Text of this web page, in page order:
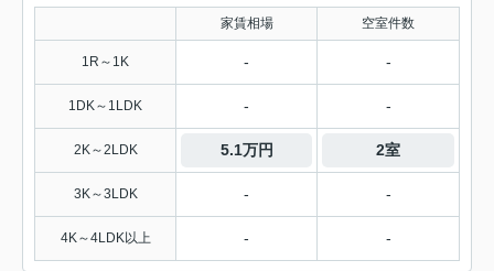
家賃相場 空室件数
1R～1K - -
1DK～1LDK - -
2K～2LDK 5.1万円 2室
3K～3LDK - -
4K～4LDK以上 - -